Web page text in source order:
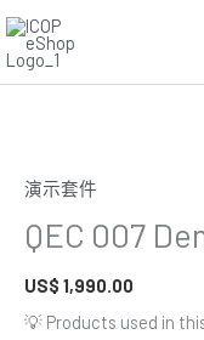
跳
主
演示套件
QEC 007
US$ 1,990.00
💡 Products used in